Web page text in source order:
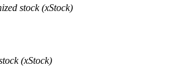
stock (xStock)
(xStock)